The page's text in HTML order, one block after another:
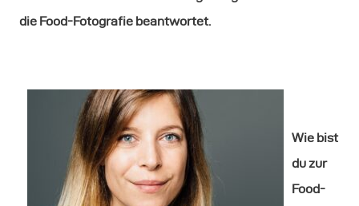
die Food-Fotografie beantwortet.
Wie bist
du zur
Food-